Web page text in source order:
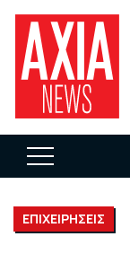
FTSEA
899,47 -0,04%
DOW JONES
35.911,81 -0,56%
ΕΠΙΧΕΙΡΗΣΕΙΣ